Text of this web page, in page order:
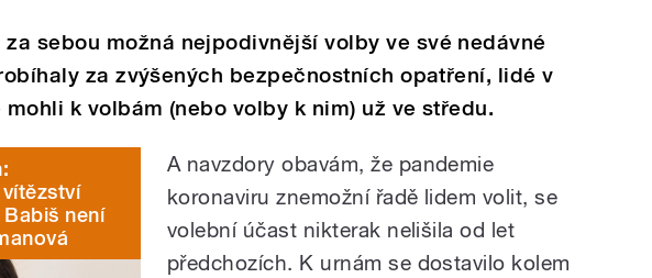
za sebou možná nejpodivnější volby ve své nedávné
za zvýšených bezpečnostních opatření, lidé v
mohli k volbám (nebo volby k nim) už ve středu.
není
A navzdory obavám, že pandemie
koronaviru znemožní řadě lidem volit, se
volební účast nikterak nelišila od let
předchozích. K urnám se dostavilo kolem